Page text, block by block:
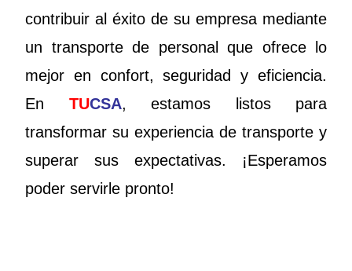
contribuir al éxito de su empresa mediante
un transporte de personal que ofrece lo
mejor en confort, seguridad y eficiencia.
En TUCSA, estamos listos para
transformar su experiencia de transporte y
superar sus expectativas. ¡Esperamos
poder servirle pronto!